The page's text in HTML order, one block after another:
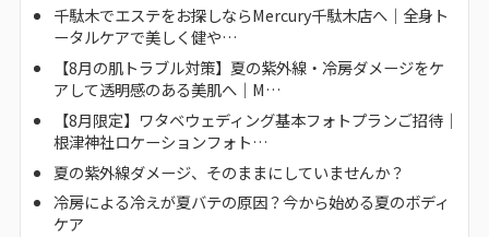
千駄木でエステをお探しならMercury千駄木店へ｜全身ト
ータルケアで美しく健や…
【8月の肌トラブル対策】夏の紫外線・冷房ダメージをケ
アして透明感のある美肌へ｜M…
【8月限定】ワタベウェディング基本フォトプランご招待｜
根津神社ロケーションフォト…
夏の紫外線ダメージ、そのままにしていませんか？
冷房による冷えが夏バテの原因？今から始める夏のボディ
ケア